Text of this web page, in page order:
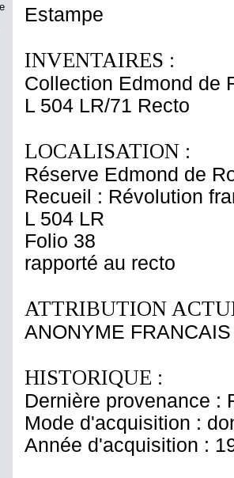
Estampe
INVENTAIRES :
Collection Edmond de
L 504 LR/71 Recto
LOCALISATION :
Réserve Edmond de
Recueil : Révolution
L 504 LR
Folio 38
rapporté au recto
ATTRIBUTION
ANONYME
HISTORIQUE :
Dernière provenance :
Mode d'acquisition :
Année d'acquisition :